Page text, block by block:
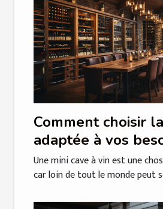
Comment choisir
adaptée à vos
Une mini cave à vin est une
car loin de tout le monde peut